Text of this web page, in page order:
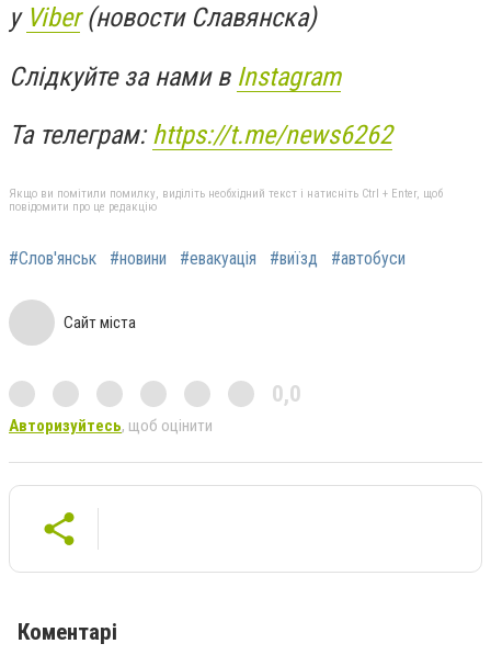
у Viber(новости Славянска)
Слідкуйте за нами в Instagram
Та телеграм:https://t.me/news6262
Якщо ви помітили помилку, виділіть необхідний текст і натисніть Ctrl + Enter, щоб
повідомити про це редакцію
#Слов'янськ #новини #евакуація #виїзд #автобуси
Сайт міста
0,0
Авторизуйтесь, щоб оцінити
Коментарі